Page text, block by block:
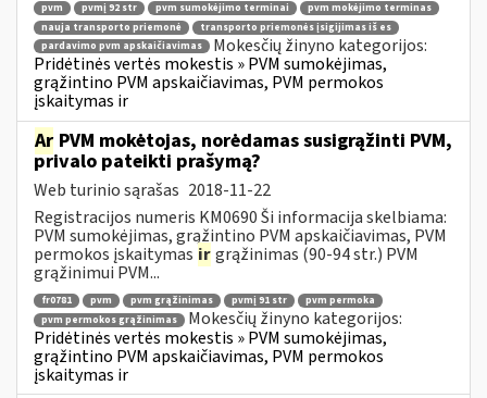
pvm pvmį 92 str pvm sumokėjimo terminai
pvm mokėjimo terminas
nauja transporto priemonė
transporto priemonės įsigijimas iš es
pardavimo pvm apskaičiavimas
Mokesčių žinyno kategorijos:
Pridėtinės vertės mokestis » PVM sumokėjimas,
grąžintino PVM apskaičiavimas, PVM permokos
įskaitymas ir
Ar PVM mokėtojas, norėdamas susigrąžinti PVM,
privalo pateikti prašymą?
Web turinio sąrašas 2018-11-22
Registracijos numeris KM0690 Ši informacija skelbiama:
PVM sumokėjimas, grąžintino PVM apskaičiavimas, PVM
permokos įskaitymas irgrąžinimas (90-94 str.) PVM
grąžinimui PVM...
fr0781 pvm pvm grąžinimas pvmį 91 str
pvm permoka
pvm permokos grąžinimas
Mokesčių žinyno kategorijos:
Pridėtinės vertės mokestis » PVM sumokėjimas,
grąžintino PVM apskaičiavimas, PVM permokos
įskaitymas ir